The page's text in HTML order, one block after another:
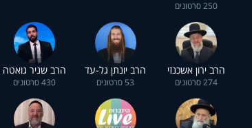
250 סרטונים
הרב ירון אשכנזי
274 סרטונים
הרב יונתן גל-עד
53 סרטונים
הרב שניר גואטה
430 סרטונים